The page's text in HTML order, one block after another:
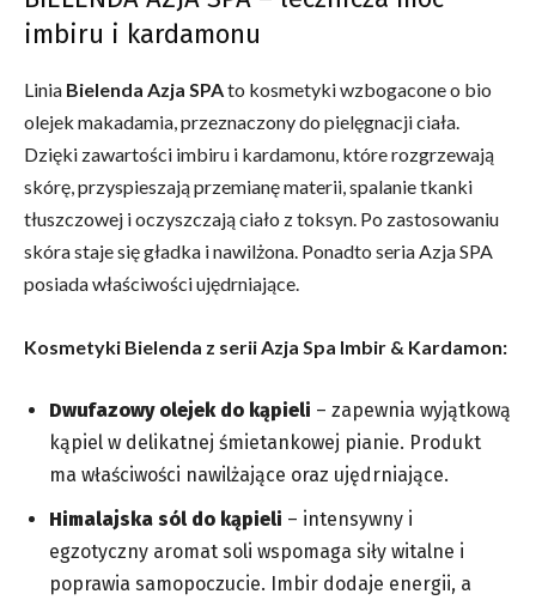
imbiru i kardamonu
Linia Bielenda Azja SPAto kosmetyki wzbogacone o bio
olejek makadamia, przeznaczony do pielęgnacji ciała.
Dzięki zawartości imbiru i kardamonu, które rozgrzewają
skórę, przyspieszają przemianę materii, spalanie tkanki
tłuszczowej i oczyszczają ciało z toksyn. Po zastosowaniu
skóra staje się gładka i nawilżona. Ponadto seria Azja SPA
posiada właściwości ujędrniające.
Kosmetyki Bielenda z serii Azja Spa Imbir & Kardamon:
Dwufazowy olejek do kąpieli – zapewnia wyjątkową
kąpiel w delikatnej śmietankowej pianie. Produkt
ma właściwości nawilżające oraz ujędrniające.
Himalajska sól do kąpieli – intensywny i
egzotyczny aromat soli wspomaga siły witalne i
poprawia samopoczucie. Imbir dodaje energii, a